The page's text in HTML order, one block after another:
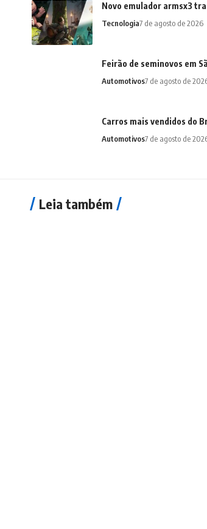
Novo emulador armsx3
Tecnologia7 de agosto de 2026
Feirão de seminovos em
Automotivos7 de agosto de
Carros mais vendidos do
Automotivos7 de agosto de
Leia também